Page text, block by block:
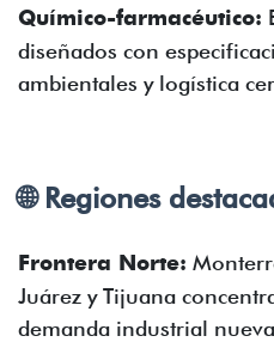
Químico-farmacéutico:
diseñados con
ambientales y logística
🌐 Regiones
Frontera Norte:
Juárez y Tijuana
demanda industrial